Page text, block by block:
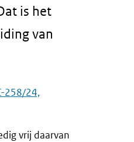
is het
van
258/24,
vrij daarvan